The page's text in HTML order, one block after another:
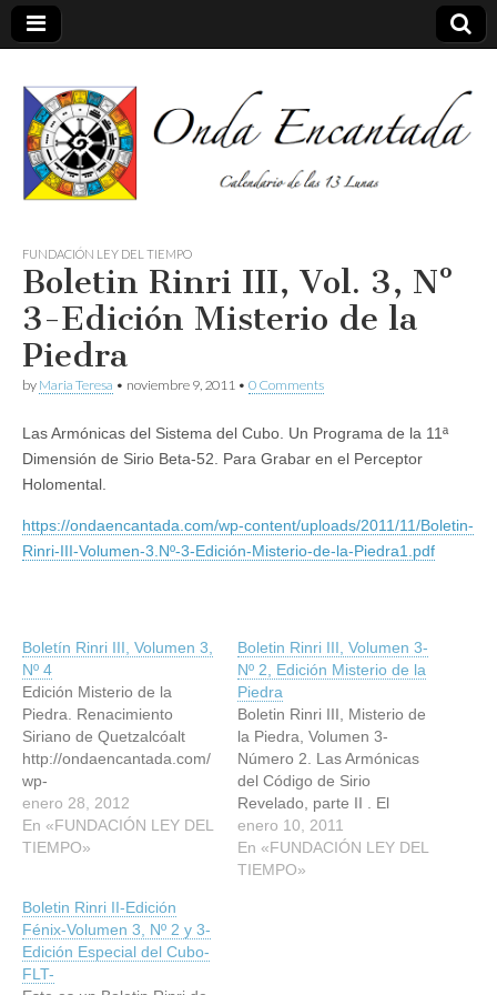
Onda
encantada
FUNDACIÓN LEY DEL TIEMPO
Boletin Rinri III, Vol. 3, Nº
3-Edición Misterio de la
Piedra
by Maria Teresa • noviembre 9, 2011 • 0 Comments
Las Armónicas del Sistema del Cubo. Un Programa de la 11ª
Dimensión de Sirio Beta-52. Para Grabar en el Perceptor
Holomental.
https://ondaencantada.com/wp-content/uploads/2011/11/Boletin-
Rinri-III-Volumen-3.Nº-3-Edición-Misterio-de-la-Piedra1.pdf
Boletín Rinri III, Volumen 3,
Nº 4
Edición Misterio de la
Piedra. Renacimiento
Siriano de Quetzalcóalt
http://ondaencantada.com/
wp-
content/uploads/2012/01/B
oletín-del-Proyecto-Rinri-
III-Volumen-3-Nº-4-Edición-
enero 28, 2012
En «FUNDACIÓN LEY DEL
TIEMPO»
Boletin Rinri III, Volumen 3-
Nº 2, Edición Misterio de la
Piedra
Boletin Rinri III, Misterio de
la Piedra, Volumen 3-
Número 2. Las Armónicas
del Código de Sirio
Revelado, parte II . El
Acorde Perdido y el
Intervalo del Tiempo
Perdido. Una Oportunidad
enero 10, 2011
En «FUNDACIÓN LEY DEL
TIEMPO»
Boletin Rinri II-Edición
Fénix-Volumen 3, Nº 2 y 3-
Edición Especial del Cubo-
FLT-